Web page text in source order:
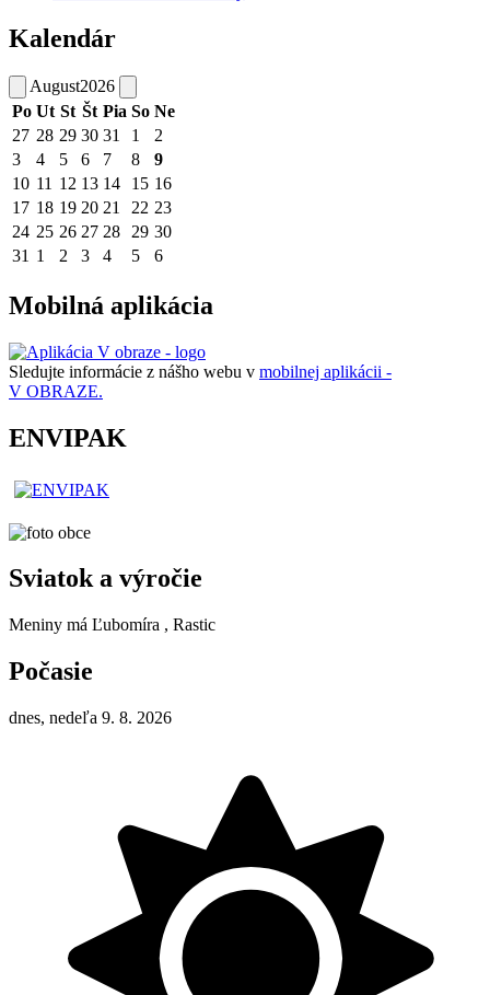
Kalendár
August2026
Po Ut St Št Pia So Ne
27 28 29 30 31 1
2
3
4 5 6 7 8
9
10 11 12 13 14 15 16
17 18 19 20 21 22 23
24 25 26 27 28 29 30
31 1 2 3 4 5 6
Mobilná aplikácia
Sledujte informácie z nášho webu v mobilnej aplikácii -
V OBRAZE.
ENVIPAK
Sviatok a výročie
Meniny má Ľubomíra , Rastic
Počasie
dnes, nedeľa 9. 8. 2026